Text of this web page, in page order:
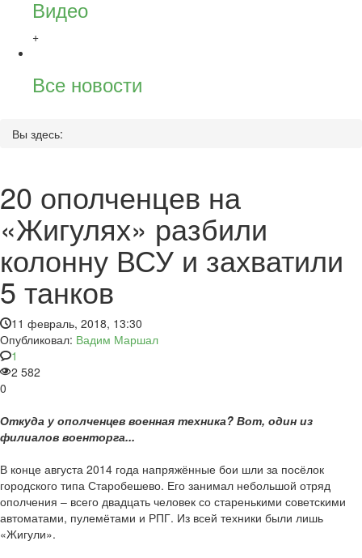
Видео
+
Все новости
Вы здесь:
20 ополченцев на
«Жигулях» разбили
колонну ВСУ и захватили
5 танков
11 февраль, 2018, 13:30
Опубликовал: Вадим Маршал
1
2 582
0
Откуда у ополченцев военная техника? Вот, один из
филиалов военторга...
В конце августа 2014 года напряжённые бои шли за посёлок
городского типа Старобешево. Его занимал небольшой отряд
ополчения – всего двадцать человек со старенькими советскими
автоматами, пулемётами и РПГ. Из всей техники были лишь
«Жигули».